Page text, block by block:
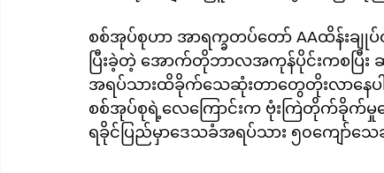
စစ်အုပ်စုဟာ အာရက္ခတပ်တော် AAထိန်းချု
ပြီးခဲ့တဲ့ အောက်တိုဘာလအကုန်ပိုင်းကစပြီ
အရပ်သားထိခိုက်သေဆုံးတာတွေတိုးလာနေပ
စစ်အုပ်စုရဲ့လေကြောင်းက ဗုံးကြဲတိုက်ခိုက်
ရခိုင်ပြည်မှာဒေသခံအရပ်သား ၅၀ကျော်သေဆုံ